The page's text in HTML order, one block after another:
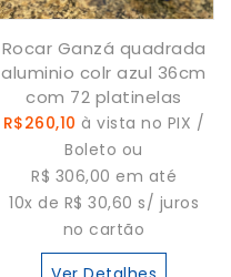
Rocar Ganzá quadrada
aluminio colr azul 36cm
com 72 platinelas
R$260,10 à vista no PIX /
Boleto ou
R$ 306,00 em até
10x de R$ 30,60 s/ juros
no cartão